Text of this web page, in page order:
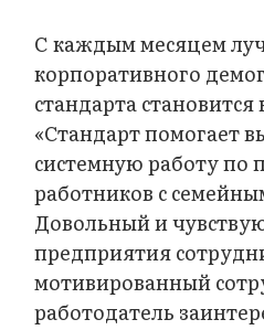
С каждым месяцем
корпоративного
стандарта
«Стандарт помогает
системную работу по
работников с
Довольный и
предприятия
мотивированный
работодатель